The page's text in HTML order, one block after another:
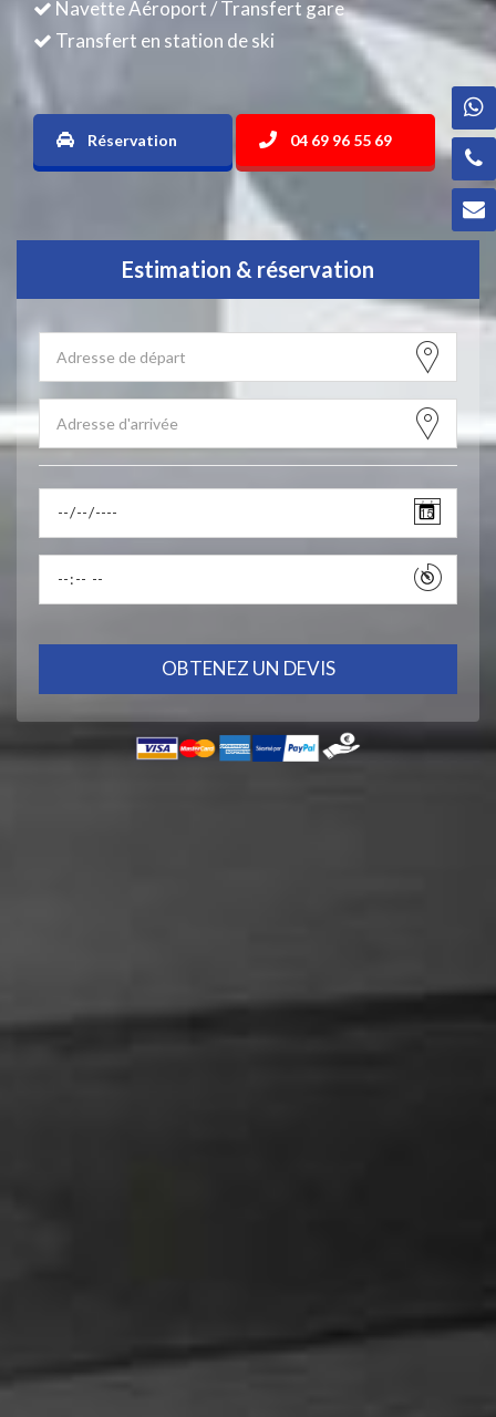
Navette Aéroport / Transfert gare
Transfert en station de ski
Réservation 04 69 96 55 69
Estimation & réservation